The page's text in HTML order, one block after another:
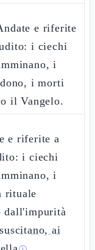
e riferite
i ciechi
i
i morti
il Vangelo.
e riferite a
i ciechi
i
rituale
dall'impurità
ai